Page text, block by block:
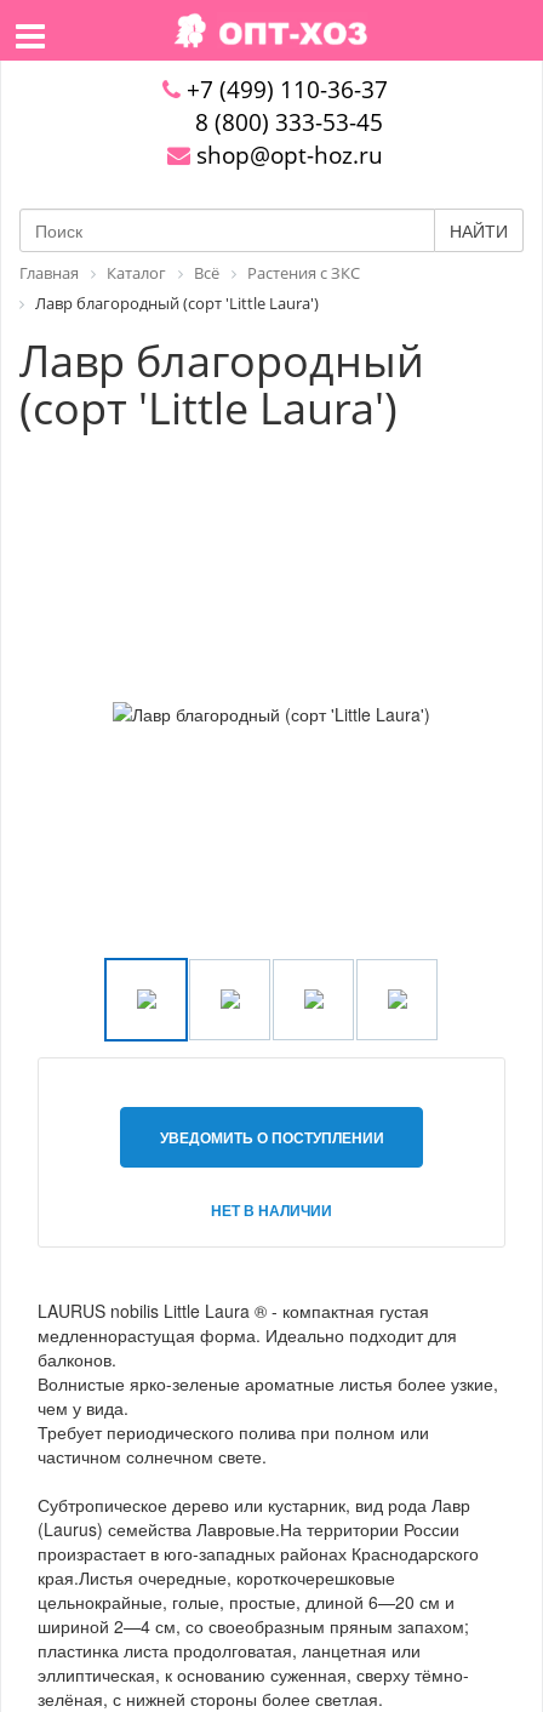
+7 (499) 110-36-37
8 (800) 333-53-45
shop@opt-hoz.ru
НАЙТИ
Главная Каталог Всё
Растения с ЗКС
Лавр благородный (сорт 'Little Laura')
Лавр благородный
(сорт 'Little Laura')
УВЕДОМИТЬ О ПОСТУПЛЕНИИ
НЕТ В НАЛИЧИИ
LAURUS nobilis Little Laura ® - компактная густая
медленнорастущая форма. Идеально подходит для
балконов.
Волнистые ярко-зеленые ароматные листья более узкие,
чем у вида.
Требует периодического полива при полном или
частичном солнечном свете.
Субтропическое дерево или кустарник, вид рода Лавр
(Laurus) семейства Лавровые.На территории России
произрастает в юго-западных районах Краснодарского
края.Листья очередные, короткочерешковые
цельнокрайные, голые, простые, длиной 6—20 см и
шириной 2—4 см, со своеобразным пряным запахом;
пластинка листа продолговатая, ланцетная или
эллиптическая, к основанию суженная, сверху тёмно-
зелёная, с нижней стороны более светлая.